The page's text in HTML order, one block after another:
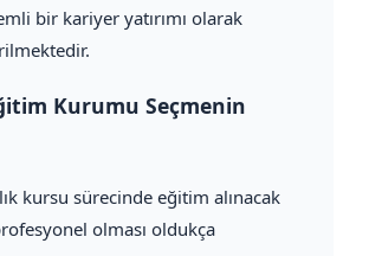
bir kariyer yatırımı olarak
Kurumu Seçmenin
kursu sürecinde eğitim alınacak
olması oldukça